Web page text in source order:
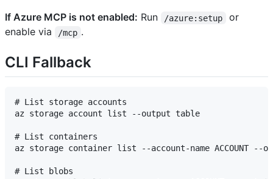
If Azure MCP is not enabled: Run /azure:setup
or
enable via
/mcp .
CLI Fallback
# List storage accounts
az storage account list --output table
# List containers
az storage container list --account-name ACCOUNT --
# List blobs